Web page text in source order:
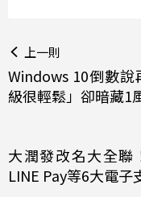
上一則
Windows 10倒數
級很輕鬆」卻暗藏1
大潤發改名大全聯
LINE Pay等6大電子